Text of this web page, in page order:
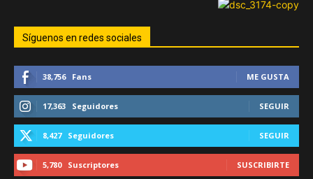
Síguenos en redes sociales
38,756 Fans ME GUSTA
17,363 Seguidores SEGUIR
8,427 Seguidores SEGUIR
5,780 Suscriptores SUSCRIBIRTE